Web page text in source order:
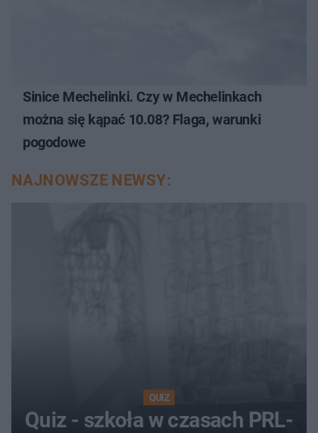
Sinice Mechelinki. Czy w Mechelinkach
można się kąpać 10.08? Flaga, warunki
pogodowe
NAJNOWSZE NEWSY:
QUIZ
Quiz - szkoła w czasach PRL-